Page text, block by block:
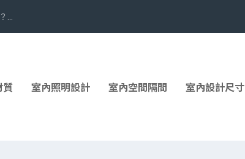
...
質 室內照明設計 室內空間隔間 室內設計尺寸